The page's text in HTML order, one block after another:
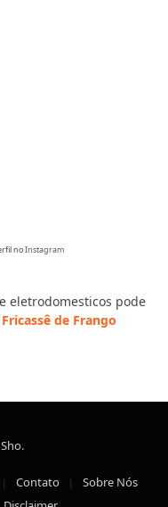
noInstagram
eletrodomesticos pode
Fricassê de Frango
.
Contato
Sobre Nós